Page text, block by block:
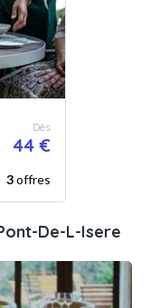
Dès
44 €
3offres
De-L-Isere